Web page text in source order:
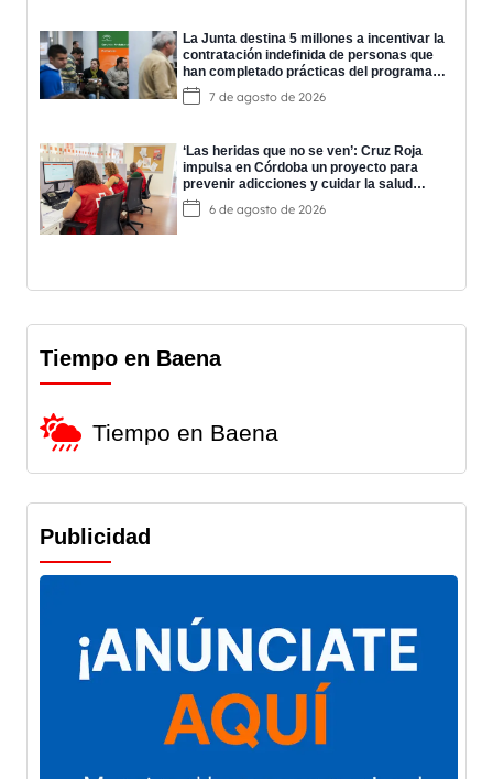
La Junta destina 5 millones a incentivar la
contratación indefinida de personas que
han completado prácticas del programa
EPES
7 de agosto de 2026
‘Las heridas que no se ven’: Cruz Roja
impulsa en Córdoba un proyecto para
prevenir adicciones y cuidar la salud
mental
6 de agosto de 2026
Tiempo en Baena
Tiempo en Baena
Publicidad